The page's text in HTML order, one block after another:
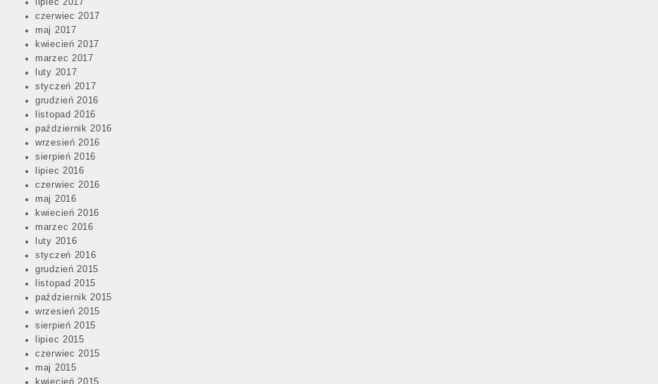
lipiec 2017
czerwiec 2017
maj 2017
kwiecień 2017
marzec 2017
luty 2017
styczeń 2017
grudzień 2016
listopad 2016
październik 2016
wrzesień 2016
sierpień 2016
lipiec 2016
czerwiec 2016
maj 2016
kwiecień 2016
marzec 2016
luty 2016
styczeń 2016
grudzień 2015
listopad 2015
październik 2015
wrzesień 2015
sierpień 2015
lipiec 2015
czerwiec 2015
maj 2015
kwiecień 2015